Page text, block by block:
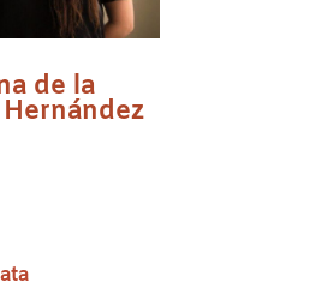
de la
Hernández